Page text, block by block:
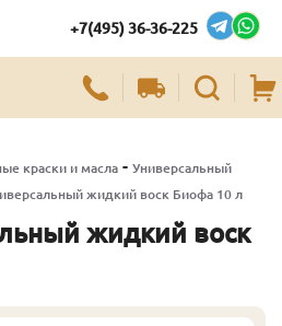
+7(495) 36-36-225
краски и масла - Универсальный
жидкий воск Биофа 10 л
жидкий воск